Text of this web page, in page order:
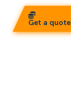
Get a quote